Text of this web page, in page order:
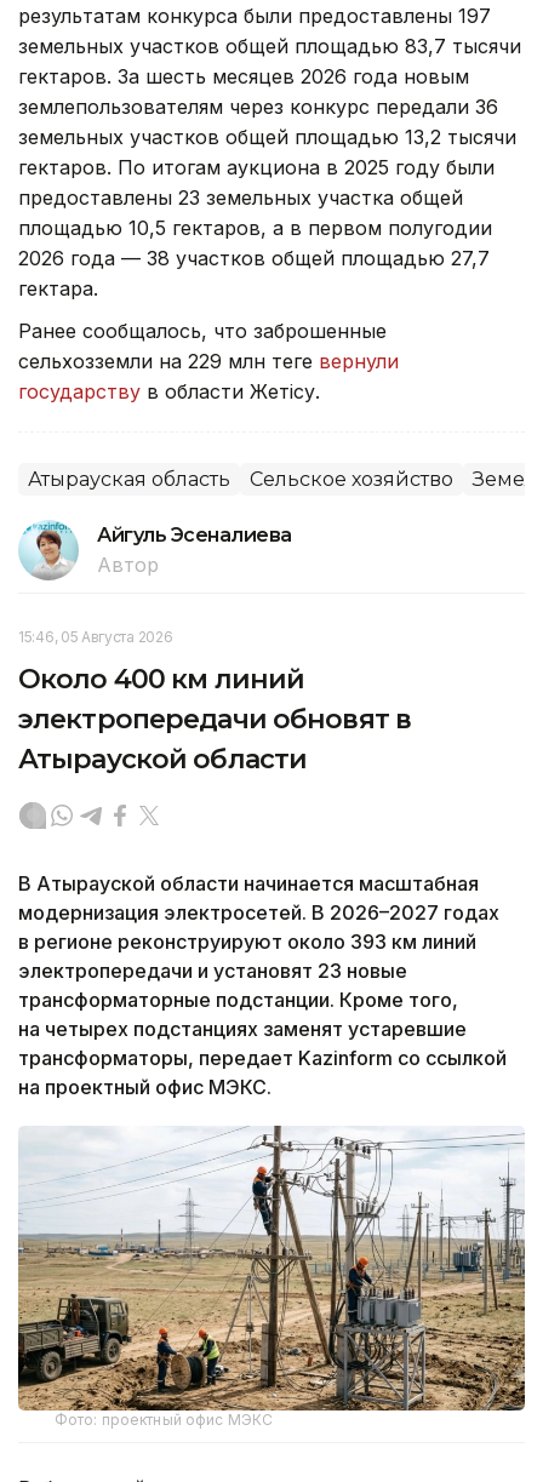
результатам конкурса были предоставлены 197
земельных участков общей площадью 83,7 тысячи
гектаров. За шесть месяцев 2026 года новым
землепользователям через конкурс передали 36
земельных участков общей площадью 13,2 тысячи
гектаров. По итогам аукциона в 2025 году были
предоставлены 23 земельных участка общей
площадью 10,5 гектаров, а в первом полугодии
2026 года — 38 участков общей площадью 27,7
гектара.
Ранее сообщалось, что заброшенные
сельхозземли на 229 млн теңге вернули
государству в области Жетісу.
Атырауская область Сельское хозяйство
Айгуль Эсеналиева
Автор
15:46, 05 Августа 2026
Около 400 км линий
электропередачи обновят в
Атырауской области
В Атырауской области начинается масштабная
модернизация электросетей. В 2026–2027 годах
в регионе реконструируют около 393 км линий
электропередачи и установят 23 новые
трансформаторные подстанции. Кроме того,
на четырех подстанциях заменят устаревшие
трансформаторы, передает Kazinform со ссылкой
на проектный офис МЭКС.
Фото: проектный офис МЭКС